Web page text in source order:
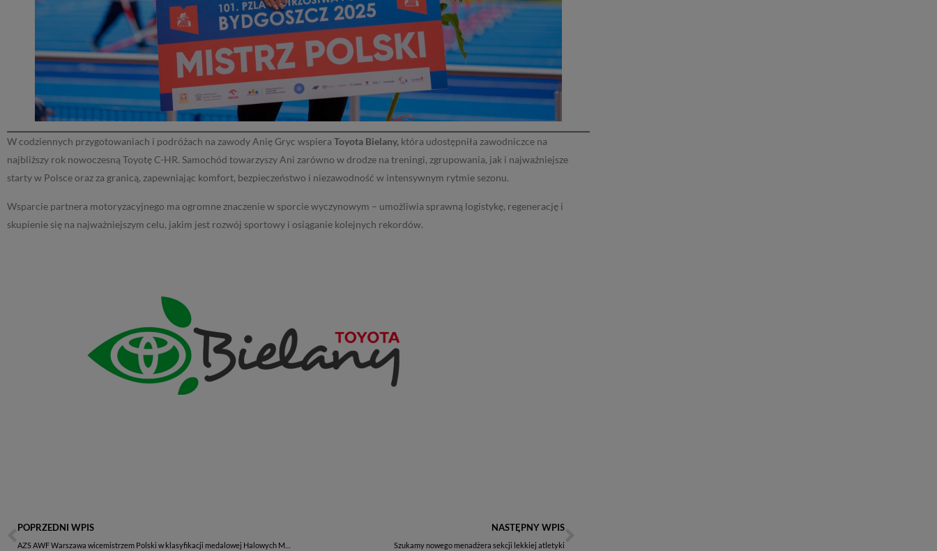
W codziennych przygotowaniach i podróżach na zawody Anię Gryc wspiera Toyota Bielany, która udostępniła zawodniczce na
najbliższy rok nowoczesną Toyotę C-HR. Samochód towarzyszy Ani zarówno w drodze na treningi, zgrupowania, jak i najważniejsze
starty w Polsce oraz za granicą, zapewniając komfort, bezpieczeństwo i niezawodność w intensywnym rytmie sezonu.
Wsparcie partnera motoryzacyjnego ma ogromne znaczenie w sporcie wyczynowym – umożliwia sprawną logistykę, regenerację i
skupienie się na najważniejszym celu, jakim jest rozwój sportowy i osiąganie kolejnych rekordów.
POPRZEDNI WPIS NASTĘPNY WPIS
Szukamy nowego menadżera sekcji lekkiej atletyki